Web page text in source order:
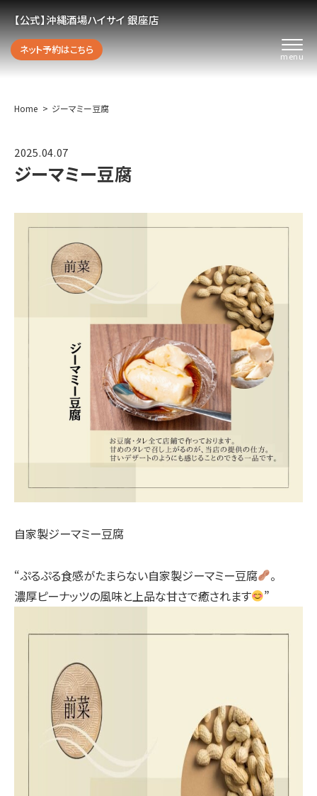
【公式】沖縄酒場ハイサイ 銀座店
ネット予約はこちら
Home ジーマミー豆腐
2025.04.07
ジーマミー豆腐
自家製ジーマミー豆腐
“ぷるぷる食感がたまらない自家製ジーマミー豆腐
。
濃厚ピーナッツの風味と上品な甘さで癒されます
”